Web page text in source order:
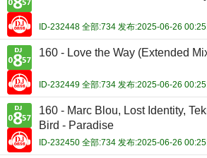
ID-232448 全部:734 发布:2025-06-26
160 - Love the Way (Extended
ID-232449 全部:734 发布:2025-06-26
160 - Marc Blou, Lost Identity,
Bird - Paradise
ID-232450 全部:734 发布:2025-06-26